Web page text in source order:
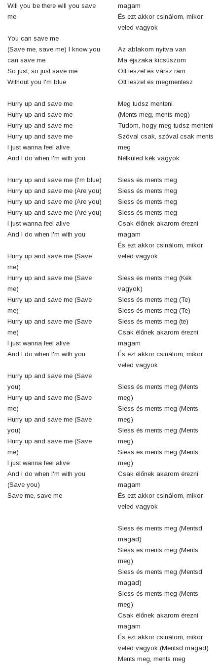
Will you be there will you save
me
You can save me
(Save me, save me) I know you
can save me
So just, so just save me
Without you I'm blue
Hurry up and save me
Hurry up and save me
Hurry up and save me
Hurry up and save me
I just wanna feel alive
And I do when I'm with you
Hurry up and save me (I'm blue)
Hurry up and save me (Are you)
Hurry up and save me (Are you)
Hurry up and save me (Are you)
I just wanna feel alive
And I do when I'm with you
Hurry up and save me (Save
me)
Hurry up and save me (Save
me)
Hurry up and save me (Save
me)
Hurry up and save me (Save
me)
I just wanna feel alive
And I do when I'm with you
Hurry up and save me (Save
you)
Hurry up and save me (Save
me)
Hurry up and save me (Save
you)
Hurry up and save me (Save
me)
I just wanna feel alive
And I do when I'm with you
(Save you)
Save me, save me
magam
És ezt akkor csinálom, mikor
veled vagyok
Az ablakom nyitva van
Ma éjszaka kicsúszom
Ott leszel és vársz rám
Ott leszel és megmentesz
Meg tudsz menteni
(Ments meg, ments meg)
Tudom, hogy meg tudsz menteni
Szóval csak, szóval csak ments
meg
Nélküled kék vagyok
Siess és ments meg
Siess és ments meg
Siess és ments meg
Siess és ments meg
Csak élőnek akarom érezni
magam
És ezt akkor csinálom, mikor
veled vagyok
Siess és ments meg (Kék
vagyok)
Siess és ments meg (Te)
Siess és ments meg (Te)
Siess és ments meg (te)
Csak élőnek akarom érezni
magam
És ezt akkor csinálom, mikor
veled vagyok
Siess és ments meg (Ments
meg)
Siess és ments meg (Ments
meg)
Siess és ments meg (Ments
meg)
Siess és ments meg (Ments
meg)
Csak élőnek akarom érezni
magam
És ezt akkor csinálom, mikor
veled vagyok
Siess és ments meg (Mentsd
magad)
Siess és ments meg (Ments
meg)
Siess és ments meg (Mentsd
magad)
Siess és ments meg (Ments
meg)
Csak élőnek akarom érezni
magam
És ezt akkor csinálom, mikor
veled vagyok (Mentsd magad)
Ments meg, ments meg